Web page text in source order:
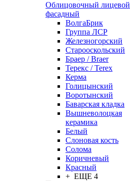
Облицовочный лицевой
фасадный
ВолгаБрик
Группа ЛСР
Железногорский
Старооскольский
Браер / Braer
Терекс / Terex
Керма
Голицынский
Воротынский
Баварская кладка
Вышневолоцкая
керамика
Белый
Слоновая кость
Солома
Коричневый
Красный
+ ЕЩЕ 4